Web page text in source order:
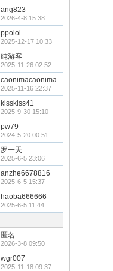
ang823
2026-4-8 15:38
ppolol
2025-12-17 10:33
纯游客
2025-11-26 02:52
caonimacaonima
2025-11-16 22:37
kisskiss41
2025-9-30 15:10
pw79
2024-5-20 00:51
罗一天
2025-6-5 23:06
anzhe6678816
2025-6-5 15:37
haoba666666
2025-6-5 11:44
匿名
2026-3-8 09:50
wgr007
2025-11-18 09:37